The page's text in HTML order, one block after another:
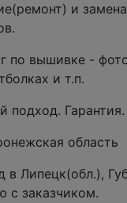
и
по вышивке -
и т.п.
подход. Гарантия.
область
в Липецк(обл.),
с заказчиком.